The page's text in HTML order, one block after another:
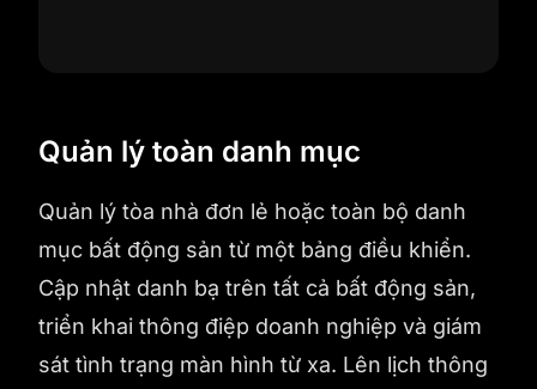
Quản lý toàn danh mục
Quản lý tòa nhà đơn lẻ hoặc toàn bộ danh
mục bất động sản từ một bảng điều khiển.
Cập nhật danh bạ trên tất cả bất động sản,
triển khai thông điệp doanh nghiệp và giám
sát tình trạng màn hình từ xa. Lên lịch thông